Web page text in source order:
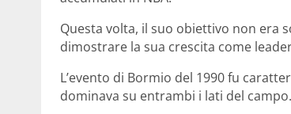
Questa volta, il suo obiettivo non era
dimostrare la sua crescita come
L’evento di Bormio del 1990 fu
dominava su entrambi i lati del campo.